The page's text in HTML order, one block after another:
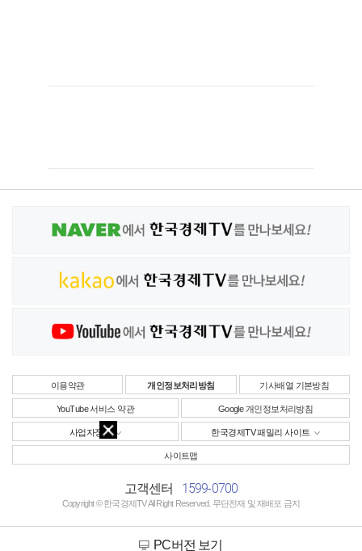
이용약관 개인정보처리방침 기사배열 기본방침
YouTube 서비스 약관 Google 개인정보처리방침
사업자정보 한국경제TV 패밀리 사이트
사이트맵
고객센터 1599-0700
Copyright © 한국경제TV All Right Reserved. 무단전재 및 재배포 금지
PC버전 보기